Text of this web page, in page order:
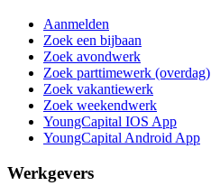
Aanmelden
Zoek een bijbaan
Zoek avondwerk
Zoek parttimewerk (overdag)
Zoek vakantiewerk
Zoek weekendwerk
YoungCapital IOS App
YoungCapital Android App
Werkgevers